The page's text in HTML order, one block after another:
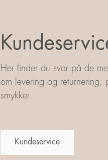
Her finder du svar på de
om levering og returnering,
smykker.
Kundeservice